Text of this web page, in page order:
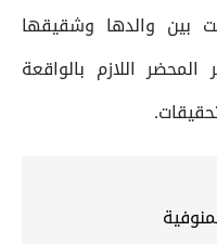
بين والدها وشقيقها
المحضر اللازم بالواقعة